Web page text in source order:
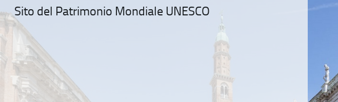
Sito del Patrimonio Mondiale UNESCO